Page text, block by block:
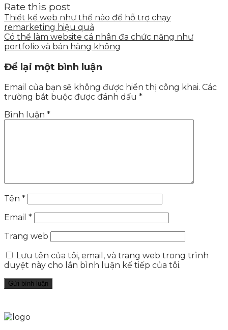
Rate this post
Thiết kế web như thế nào để hỗ trợ chạy
remarketing hiệu quả
Có thể làm website cá nhân đa chức năng như
portfolio và bán hàng không
Để lại một bình luận
Email của bạn sẽ không được hiển thị công khai. Các
trường bắt buộc được đánh dấu *
Bình luận *
Tên *
Email *
Trang web
Lưu tên của tôi, email, và trang web trong trình
duyệt này cho lần bình luận kế tiếp của tôi.